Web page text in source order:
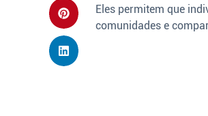
Eles permitem que
comunidades e